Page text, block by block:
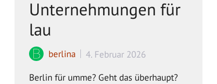
Unternehmungen für
lau
berlina
4. Februar 2026
Berlin für umme? Geht das überhaupt?